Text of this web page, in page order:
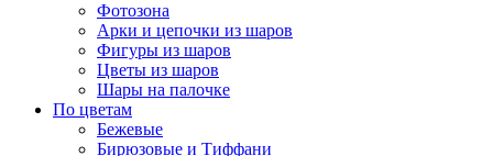
Фотозона
Арки и цепочки из шаров
Фигуры из шаров
Цветы из шаров
Шары на палочке
По цветам
Бежевые
Бирюзовые и Тиффани